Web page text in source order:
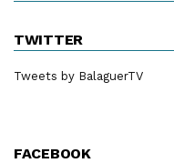
TWITTER
Tweets by BalaguerTV
FACEBOOK